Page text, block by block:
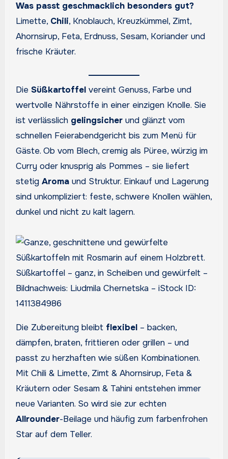
Was passt geschmacklich besonders gut?
Limette, Chili, Knoblauch, Kreuzkümmel, Zimt,
Ahornsirup, Feta, Erdnuss, Sesam, Koriander und
frische Kräuter.
Die Süßkartoffelvereint Genuss, Farbe und
wertvolle Nährstoffe in einer einzigen Knolle. Sie
ist verlässlich gelingsicherund glänzt vom
schnellen Feierabendgericht bis zum Menü für
Gäste. Ob vom Blech, cremig als Püree, würzig im
Curry oder knusprig als Pommes – sie liefert
stetig Aromaund Struktur. Einkauf und Lagerung
sind unkompliziert: feste, schwere Knollen wählen,
dunkel und nicht zu kalt lagern.
Süßkartoffel – ganz, in Scheiben und gewürfelt –
Bildnachweis: Liudmila Chernetska – iStock ID:
1411384986
Die Zubereitung bleibt flexibel– backen,
dämpfen, braten, frittieren oder grillen – und
passt zu herzhaften wie süßen Kombinationen.
Mit Chili & Limette, Zimt & Ahornsirup, Feta &
Kräutern oder Sesam & Tahini entstehen immer
neue Varianten. So wird sie zur echten
Allrounder-Beilage und häufig zum farbenfrohen
Star auf dem Teller.